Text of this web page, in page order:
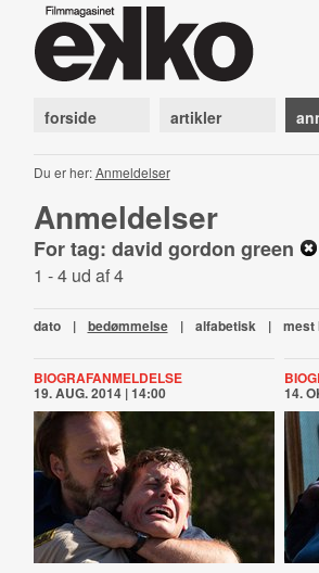
forside artikler
Du er her:Anmeldelser
Anmeldelser
For tag: david gordon green
1 - 4 ud af 4
dato | bedømmelse | alfabetisk |
BIOGRAFANMELDELSE
19. AUG. 2014 | 14:00 14.